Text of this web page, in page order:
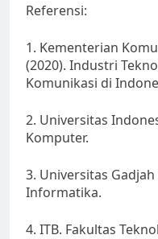
Referensi:
1. Kementerian
(2020). Industri
Komunikasi di
2. Universitas
Komputer.
3. Universitas
Informatika.
4. ITB. Fakultas